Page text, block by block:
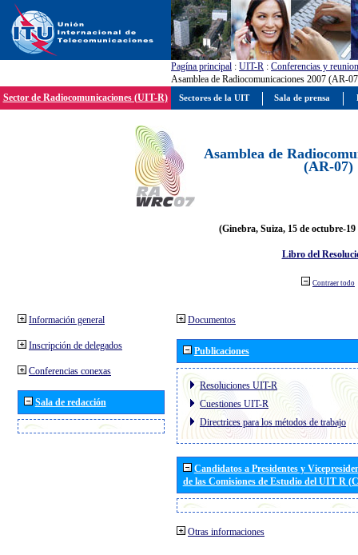
Pagína principal : UIT-R : Conferencias y
Asamblea de Radiocomunicaciones 2007 (AR-
Sector de Radiocomunicaciones (UIT-R)
Asamblea de
(AR-07)
(Ginebra, Suiza, 15 de octubre-19
Libro del
Contraer todo
Información general
Inscripción de delegados
Conferencias conexas
Sala de redacción
Documentos
Publicaciones
Resoluciones UIT-R
Cuestiones UIT-R
Directrices para los métodos de trabajo
Candidatos a Presidentes y
de las Comisiones de Estudio del UIT R
Otras informaciones
Sectores de la UIT Sala de prensa